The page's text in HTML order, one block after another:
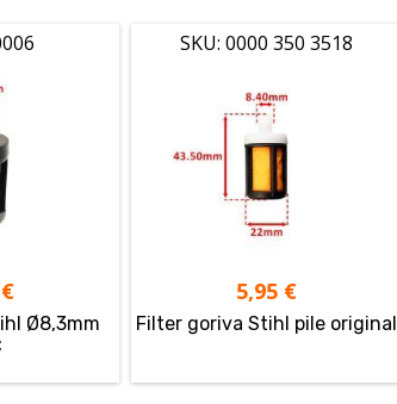
€
Ø8,3mm
SKU: 0000 350 3518
5,95 €
Filter goriva Stihl pile original